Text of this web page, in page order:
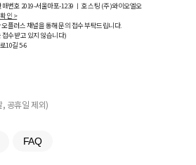
번호 2019-서울마포-1239 ㅣ 호스팅 (주)와이오엘오
인 >
플러스 채널을 통해 문의 접수 부탁드립니다.
수받고 있지 않습니다)
10길5-6
공휴일 제외)
FAQ